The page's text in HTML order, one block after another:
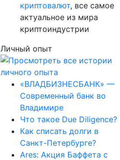
криптовалют, все самое
актуальное из мира
криптоиндустрии
Личный опыт
«ВЛАДБИЗНЕСБАНК» —
Современный банк во
Владимире
Что такое Due Diligence?
Как списать долги в
Санкт-Петербурге?
Ares: Акция Баффета с